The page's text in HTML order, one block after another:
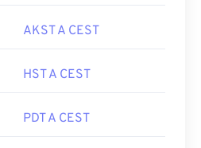
AKST A CEST
HST A CEST
PDT A CEST